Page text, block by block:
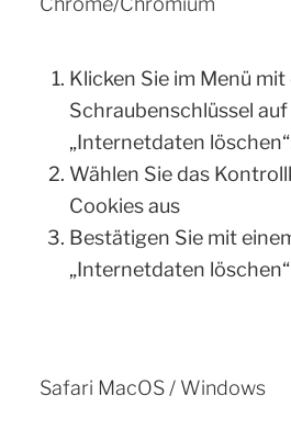
Klicken Sie im Menü mit
Schraubenschlüssel auf
„Internetdaten
Wählen Sie das
Cookies aus
Bestätigen Sie mit
„Internetdaten löschen“
Safari MacOS / Windows